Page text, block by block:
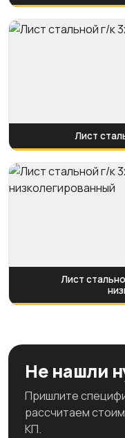
Лист
Лист
Не нашли
Пришлите
рассчитаем
КП.